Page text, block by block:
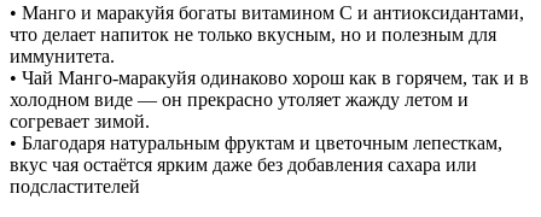
• Манго и маракуйя богаты витамином C и антиоксидантами,
что делает напиток не только вкусным, но и полезным для
иммунитета.
• Чай Манго-маракуйя одинаково хорош как в горячем, так и в
холодном виде — он прекрасно утоляет жажду летом и
согревает зимой.
• Благодаря натуральным фруктам и цветочным лепесткам,
вкус чая остаётся ярким даже без добавления сахара или
подсластителей